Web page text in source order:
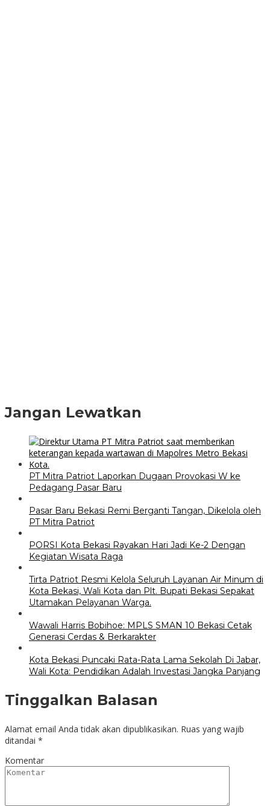
Jangan Lewatkan
PT Mitra Patriot Laporkan Dugaan Provokasi W ke
Pedagang Pasar Baru
Pasar Baru Bekasi Remi Berganti Tangan, Dikelola oleh
PT Mitra Patriot
PORSI Kota Bekasi Rayakan Hari Jadi Ke-2 Dengan
Kegiatan Wisata Raga
Tirta Patriot Resmi Kelola Seluruh Layanan Air Minum di
Kota Bekasi, Wali Kota dan Plt. Bupati Bekasi Sepakat
Utamakan Pelayanan Warga.
Wawali Harris Bobihoe: MPLS SMAN 10 Bekasi Cetak
Generasi Cerdas & Berkarakter
Kota Bekasi Puncaki Rata-Rata Lama Sekolah Di Jabar,
Wali Kota: Pendidikan Adalah Investasi Jangka Panjang
Tinggalkan Balasan
Alamat email Anda tidak akan dipublikasikan. Ruas yang wajib
ditandai *
Komentar